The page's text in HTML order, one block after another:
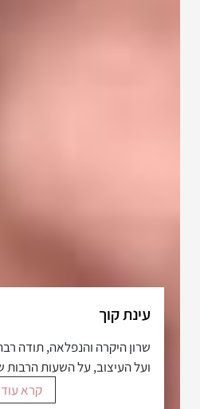
עינת קוך
שרון היקרה והנפלאה, תודה
ועל העיצוב, על השעות
קרא עוד